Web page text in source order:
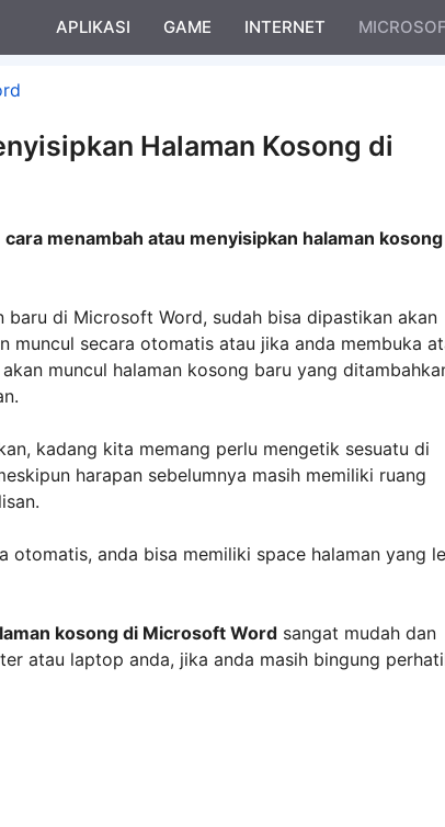
APLIKASI GAME INTERNET
Halaman Kosong di
cara menambah atau menyisipkan halaman
baru di Microsoft Word, sudah bisa dipastikan akan
muncul secara otomatis atau jika anda membuka
muncul halaman kosong baru yang
kadang kita memang perlu mengetik sesuatu di
harapan sebelumnya masih memiliki ruang
otomatis, anda bisa memiliki space halaman yang
kosong di Microsoft Word sangat mudah dan
atau laptop anda, jika anda masih bingung